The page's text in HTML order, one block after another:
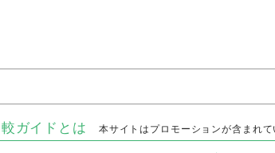
ガイドとは 本サイトはプロモーションが含まれて